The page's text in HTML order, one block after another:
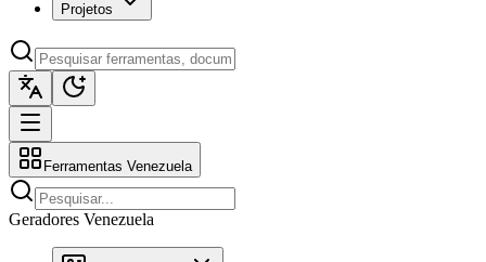
Projetos
Ferramentas Venezuela
Geradores Venezuela